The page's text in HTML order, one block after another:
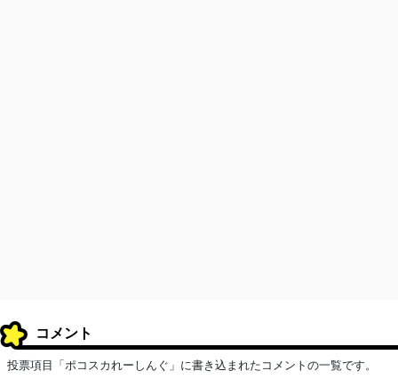
コメント
投票項目「ポコスカれーしんぐ」に書き込まれたコメントの一覧です。